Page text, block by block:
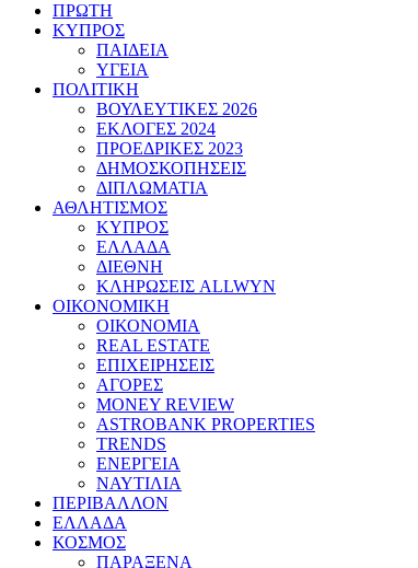
ΠΡΩΤΗ
ΚΥΠΡΟΣ
ΠΑΙΔΕΙΑ
ΥΓΕΙΑ
ΠΟΛΙΤΙΚΗ
ΒΟΥΛΕΥΤΙΚΕΣ 2026
ΕΚΛΟΓΕΣ 2024
ΠΡΟΕΔΡΙΚΕΣ 2023
ΔΗΜΟΣΚΟΠΗΣΕΙΣ
ΔΙΠΛΩΜΑΤΙΑ
ΑΘΛΗΤΙΣΜΟΣ
ΚΥΠΡΟΣ
ΕΛΛΑΔΑ
ΔΙΕΘΝΗ
ΚΛΗΡΩΣΕΙΣ ALLWYN
ΟΙΚΟΝΟΜΙΚΗ
ΟΙΚΟΝΟΜΙΑ
REAL ESTATE
ΕΠΙΧΕΙΡΗΣΕΙΣ
ΑΓΟΡΕΣ
MONEY REVIEW
ASTROBANK PROPERTIES
TRENDS
ΕΝΕΡΓΕΙΑ
ΝΑΥΤΙΛΙΑ
ΠΕΡΙΒΑΛΛΟΝ
ΕΛΛΑΔΑ
ΚΟΣΜΟΣ
ΠΑΡΑΞΕΝΑ